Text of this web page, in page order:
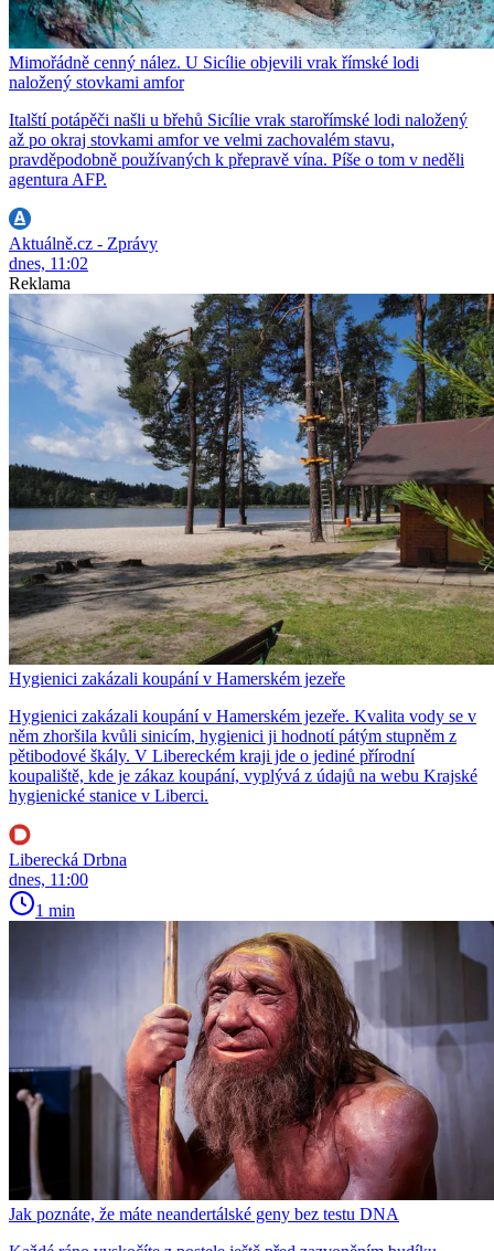
Mimořádně cenný nález. U Sicílie objevili vrak římské lodi
naložený stovkami amfor
Italští potápěči našli u břehů Sicílie vrak starořímské lodi naložený
až po okraj stovkami amfor ve velmi zachovalém stavu,
pravděpodobně používaných k přepravě vína. Píše o tom v neděli
agentura AFP.
Aktuálně.cz - Zprávy
dnes, 11:02
Reklama
Hygienici zakázali koupání v Hamerském jezeře
Hygienici zakázali koupání v Hamerském jezeře. Kvalita vody se v
něm zhoršila kvůli sinicím, hygienici ji hodnotí pátým stupněm z
pětibodové škály. V Libereckém kraji jde o jediné přírodní
koupaliště, kde je zákaz koupání, vyplývá z údajů na webu Krajské
hygienické stanice v Liberci.
Liberecká Drbna
dnes, 11:00
1 min
Jak poznáte, že máte neandertálské geny bez testu DNA